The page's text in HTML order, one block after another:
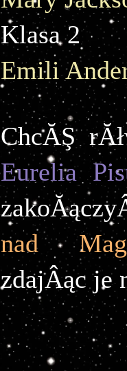
Klasa 2
Emili
Eurelia
zdajÂąc je